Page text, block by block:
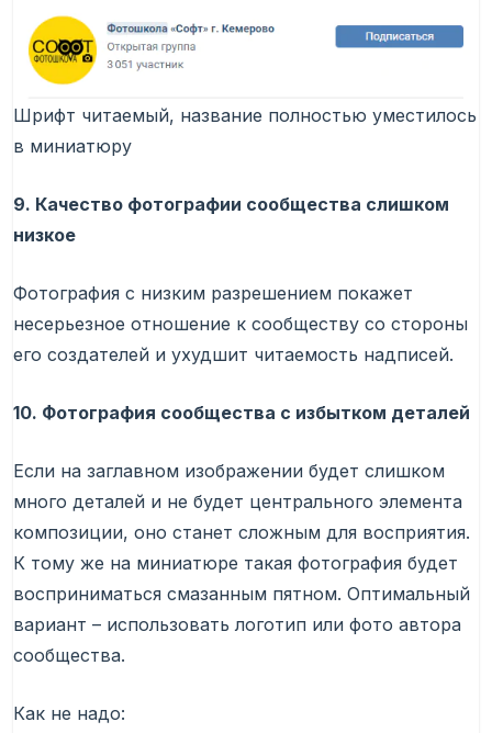
Шрифт читаемый, название полностью уместилось
в миниатюру
9. Качество фотографии сообщества слишком
низкое
Фотография с низким разрешением покажет
несерьезное отношение к сообществу со стороны
его создателей и ухудшит читаемость надписей.
10. Фотография сообщества с избытком деталей
Если на заглавном изображении будет слишком
много деталей и не будет центрального элемента
композиции, оно станет сложным для восприятия.
К тому же на миниатюре такая фотография будет
восприниматься смазанным пятном. Оптимальный
вариант – использовать логотип или фото автора
сообщества.
Как не надо: